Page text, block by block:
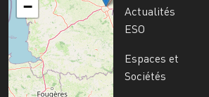
−
Actualités
ESO
Espaces et
Sociétés